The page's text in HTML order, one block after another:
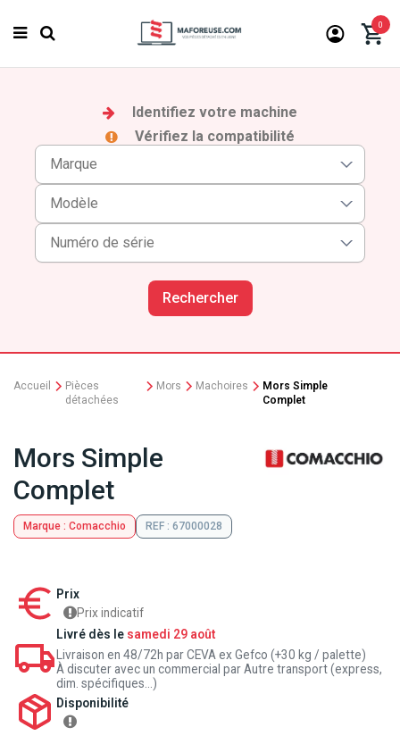
0
Identifiez votre machine
Vérifiez la compatibilité
Rechercher
Accueil
Pièces
détachées
Mors Machoires
Mors Simple
Complet
Mors Simple
Complet
Marque : Comacchio REF : 67000028
Prix
Prix indicatif
Livré dès le samedi 29 août
Livraison en 48/72h par CEVA ex Gefco (+30 kg / palette)
À discuter avec un commercial par Autre transport (express,
dim. spécifiques...)
Disponibilité